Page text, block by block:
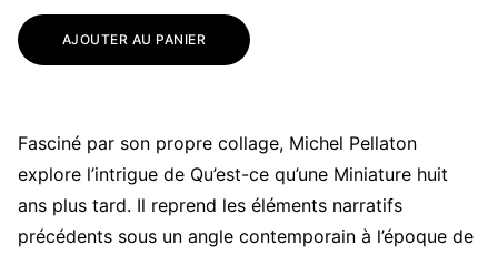
AJOUTER AU PANIER
Fasciné par son propre collage, Michel Pellaton
explore l’intrigue de Qu’est-ce qu’une Miniature huit
ans plus tard. Il reprend les éléments narratifs
précédents sous un angle contemporain à l’époque de